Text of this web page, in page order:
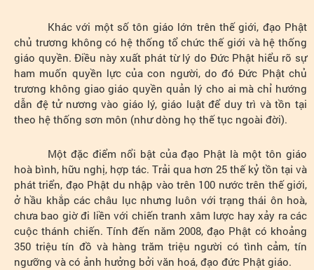
Khác với một số tôn giáo lớn trên thế giới, đạo Phật
chủ trương không có hệ thống tổ chức thế giới và hệ thống
giáo quyền. Điều này xuất phát từ lý do Đức Phật hiểu rõ sự
ham muốn quyền lực của con người, do đó Đức Phật chủ
trương không giao giáo quyền quản lý cho ai mà chỉ hướng
dẫn đệ tử nương vào giáo lý, giáo luật để duy trì và tồn tại
theo hệ thống sơn môn (như dòng họ thế tục ngoài đời).
Một đặc điểm nổi bật của đạo Phật là một tôn giáo
hoà bình, hữu nghị, hợp tác. Trải qua hơn 25 thế kỷ tồn tại và
phát triển, đạo Phật du nhập vào trên 100 nước trên thế giới,
ở hầu khắp các châu lục nhưng luôn với trạng thái ôn hoà,
chưa bao giờ đi liền với chiến tranh xâm lược hay xảy ra các
cuộc thánh chiến. Tính đến năm 2008, đạo Phật có khoảng
350 triệu tín đồ và hàng trăm triệu người có tình cảm, tín
ngưỡng và có ảnh hưởng bởi văn hoá, đạo đức Phật giáo.